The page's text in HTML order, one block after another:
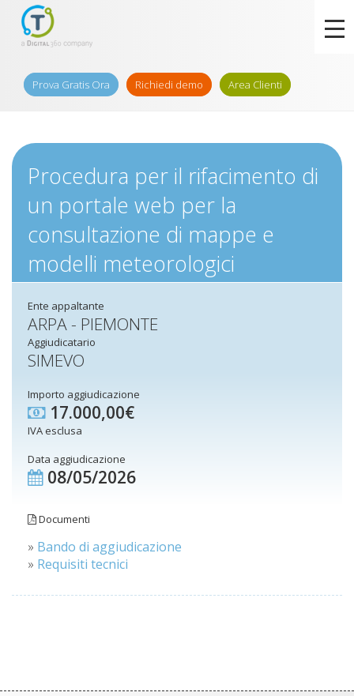
Prova Gratis Ora Richiedi demo Area Clienti
Procedura per il rifacimento di
un portale web per la
consultazione di mappe e
modelli meteorologici
Ente appaltante
ARPA - PIEMONTE
Aggiudicatario
SIMEVO
Importo aggiudicazione
17.000,00€
IVA esclusa
Data aggiudicazione
08/05/2026
Documenti
» Bando di aggiudicazione
» Requisiti tecnici